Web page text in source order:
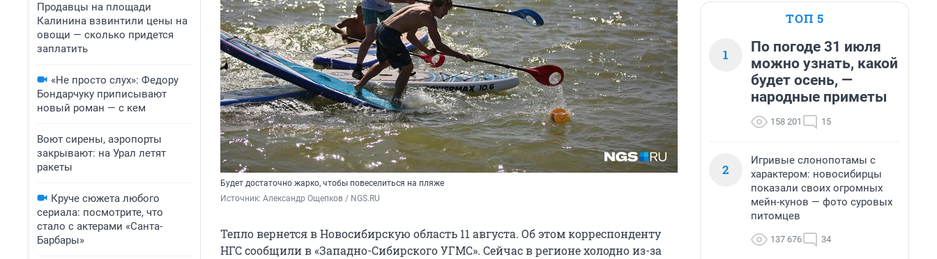
Продавцы на площади
Калинина взвинтили цены на
овощи — сколько придется
заплатить
«Не просто слух»: Федору
Бондарчуку приписывают
новый роман — с кем
Воют сирены, аэропорты
закрывают: на Урал летят
ракеты
Круче сюжета любого
сериала: посмотрите, что
стало с актерами «Санта-
Барбары»
Будет достаточно жарко, чтобы повеселиться на пляже
Источник: Александр Ощепков / NGS.RU
Тепло вернется в Новосибирскую область 11 августа. Об этом корреспонденту
НГС сообщили в «Западно-Сибирского УГМС». Сейчас в регионе холодно из-за
ТОП 5
1
По погоде 31 июля
можно узнать, какой
будет осень, —
народные приметы
158 201 15
2
Игривые слонопотамы с
характером: новосибирцы
показали своих огромных
мейн-кунов — фото суровых
питомцев
137 676 34